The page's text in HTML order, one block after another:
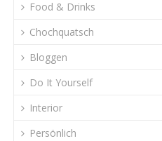
Food & Drinks
Chochquatsch
Bloggen
Do It Yourself
Interior
Persönlich